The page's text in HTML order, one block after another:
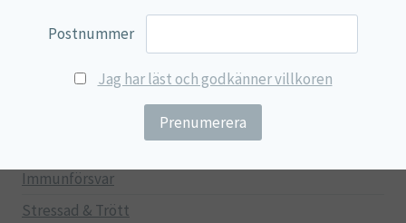
Immunförsvar
Stressad & Trött
Postnummer
Jag har läst och godkänner villkoren